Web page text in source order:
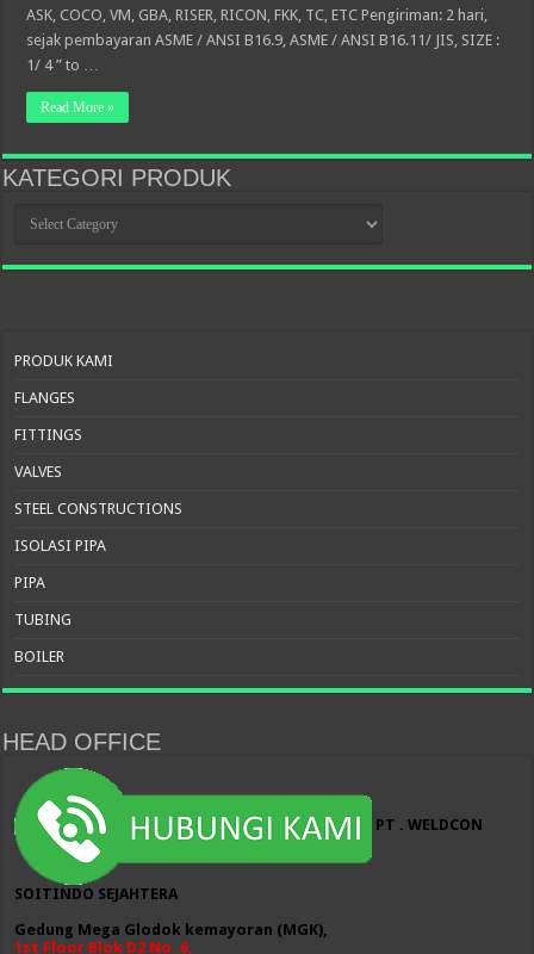
ASK, COCO, VM, GBA, RISER, RICON, FKK, TC, ETC Pengiriman: 2 hari,
sejak pembayaran ASME / ANSI B16.9, ASME / ANSI B16.11/ JIS, SIZE :
1/ 4 ” to …
Read More »
KATEGORI PRODUK
PRODUK
PRODUK KAMI
FLANGES
FITTINGS
VALVES
STEEL CONSTRUCTIONS
ISOLASI PIPA
PIPA
TUBING
BOILER
HEAD OFFICE
PT . WELDCON
SOITINDO SEJAHTERA
Gedung Mega Glodok kemayoran (MGK),
1st Floor Blok D2 No. 6,